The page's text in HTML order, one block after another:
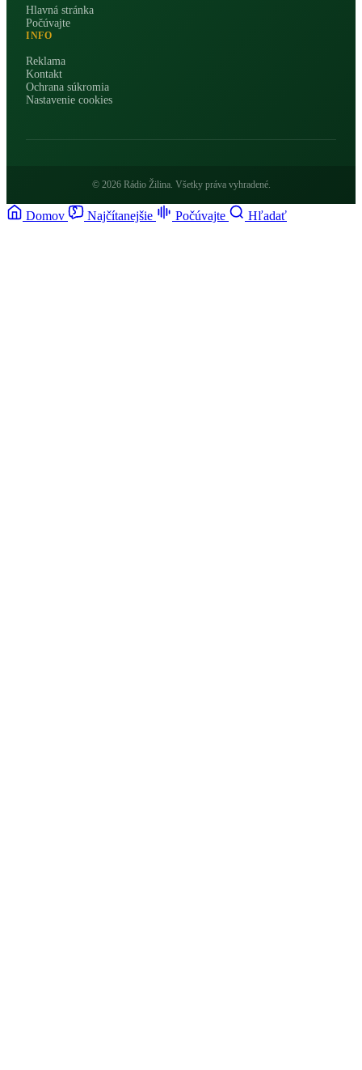
Hlavná stránka
Počúvajte
INFO
Reklama
Kontakt
Ochrana súkromia
Nastavenie cookies
© 2026 Rádio Žilina. Všetky práva vyhradené.
Domov Najčítanejšie Počúvajte Hľadať